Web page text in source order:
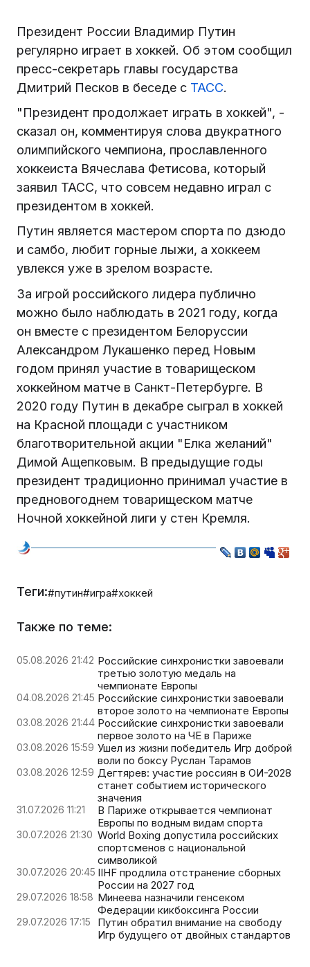
Президент России Владимир Путин
регулярно играет в хоккей. Об этом сообщил
пресс-секретарь главы государства
Дмитрий Песков в беседе с ТАСС.
"Президент продолжает играть в хоккей", -
сказал он, комментируя слова двукратного
олимпийского чемпиона, прославленного
хоккеиста Вячеслава Фетисова, который
заявил ТАСС, что совсем недавно играл с
президентом в хоккей.
Путин является мастером спорта по дзюдо
и самбо, любит горные лыжи, а хоккеем
увлекся уже в зрелом возрасте.
За игрой российского лидера публично
можно было наблюдать в 2021 году, когда
он вместе с президентом Белоруссии
Александром Лукашенко перед Новым
годом принял участие в товарищеском
хоккейном матче в Санкт-Петербурге. В
2020 году Путин в декабре сыграл в хоккей
на Красной площади с участником
благотворительной акции "Елка желаний"
Димой Ащепковым. В предыдущие годы
президент традиционно принимал участие в
предновогоднем товарищеском матче
Ночной хоккейной лиги у стен Кремля.
Теги:#путин#игра#хоккей
Также по теме:
05.08.2026 21:42 Российские синхронистки завоевали
третью золотую медаль на
чемпионате Европы
04.08.2026 21:45 Российские синхронистки завоевали
второе золото на чемпионате Европы
03.08.2026 21:44 Российские синхронистки завоевали
первое золото на ЧЕ в Париже
03.08.2026 15:59 Ушел из жизни победитель Игр доброй
воли по боксу Руслан Тарамов
03.08.2026 12:59 Дегтярев: участие россиян в ОИ-2028
станет событием исторического
значения
31.07.2026 11:21
В Париже открывается чемпионат
Европы по водным видам спорта
30.07.2026 21:30 World Boxing допустила российских
спортсменов с национальной
символикой
30.07.2026 20:45 IIHF продлила отстранение сборных
России на 2027 год
29.07.2026 18:58 Минеева назначили генсеком
Федерации кикбоксинга России
29.07.2026 17:15
Путин обратил внимание на свободу
Игр будущего от двойных стандартов